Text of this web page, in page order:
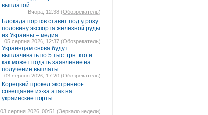
выплатой
Вчора, 12:38 (Обозреватель)
Блокада портов ставит под угрозу
половину экспорта железной руды
из Украины – медиа
05 серпня 2026, 12:37 (Обозреватель)
Украинцам снова будут
выплачивать по 5 тыс. грн: кто и
как может подать заявление на
получение выплаты
03 серпня 2026, 17:20 (Обозреватель)
Корецкий провел экстренное
совещание из-за атак на
украинские порты
03 серпня 2026, 00:51 (Зеркало недели)